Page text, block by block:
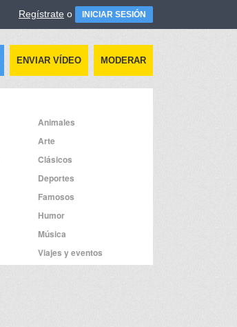
Regístrate o INICIAR SESIÓN
ENVIAR VÍDEO MODERAR
Animales
Arte
Clásicos
Deportes
Famosos
Humor
Música
Viajes y eventos